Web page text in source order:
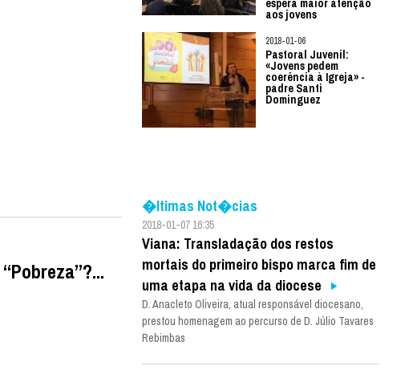
espera maior atenção
aos jovens
2018-01-06
Pastoral Juvenil:
«Jovens pedem
coerência à Igreja» -
padre Santi
Dominguez
�ltimas Not�cias
2018-01-07 16:35
Viana: Transladação dos restos
mortais do primeiro bispo marca fim de
uma etapa na vida da diocese
D. Anacleto Oliveira, atual responsável diocesano,
prestou homenagem ao percurso de D. Júlio Tavares
Rebimbas